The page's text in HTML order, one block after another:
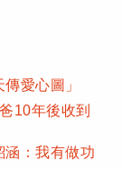
愛心圖」
10年後收到
涵：我有做功